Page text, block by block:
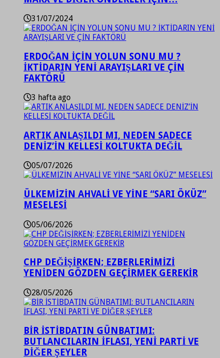
31/07/2024
ERDOĞAN İÇİN YOLUN SONU MU ?
İKTİDARIN YENİ ARAYIŞLARI VE ÇİN
FAKTÖRÜ
3 hafta ago
ARTIK ANLAŞILDI MI, NEDEN SADECE
DENİZ’İN KELLESİ KOLTUKTA DEĞİL
05/07/2026
ÜLKEMİZİN AHVALİ VE YİNE “SARI ÖKÜZ”
MESELESİ
05/06/2026
CHP DEĞİŞİRKEN; EZBERLERİMİZİ
YENİDEN GÖZDEN GEÇİRMEK GEREKİR
28/05/2026
BİR İSTİBDATIN GÜNBATIMI:
BUTLANCILARIN İFLASI, YENİ PARTİ VE
DİĞER ŞEYLER